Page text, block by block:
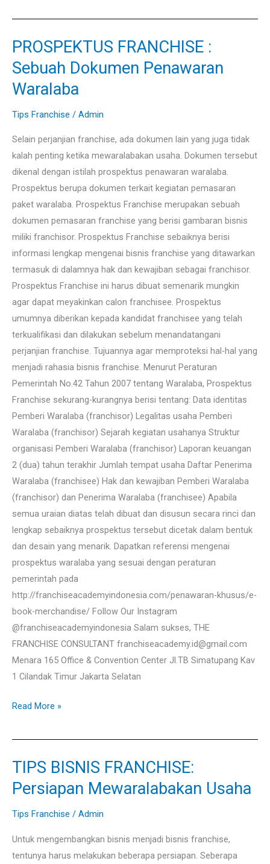
PROSPEKTUS FRANCHISE :
Sebuah Dokumen Penawaran
Waralaba
Tips Franchise / Admin
Selain perjanjian franchise, ada dokumen lain yang juga tidak
kalah penting ketika mewaralabakan usaha. Dokumen tersebut
dikenal dengan istilah prospektus penawaran waralaba.
Prospektus berupa dokumen terkait kegiatan pemasaran
paket waralaba. Prospektus Franchise merupakan sebuah
dokumen pemasaran franchise yang berisi gambaran bisnis
miliki franchisor. Prospektus Franchise sebaiknya berisi
informasi lengkap mengenai bisnis franchise yang ditawarkan
termasuk di dalamnya hak dan kewajiban sebagai franchisor.
Prospektus Franchise ini harus dibuat semenarik mungkin
agar dapat meyakinkan calon franchisee. Prospektus
umumnya diberikan kepada kandidat franchisee yang telah
terkualifikasi dan dilakukan sebelum menandatangani
perjanjian franchise. Tujuannya agar memproteksi hal-hal yang
menjadi rahasia bisnis franchise. Menurut Peraturan
Pemerintah No.42 Tahun 2007 tentang Waralaba, Prospektus
Franchise sekurang-kurangnya berisi tentang: Data identitas
Pemberi Waralaba (franchisor) Legalitas usaha Pemberi
Waralaba (franchisor) Sejarah kegiatan usahanya Struktur
organisasi Pemberi Waralaba (franchisor) Laporan keuangan
2 (dua) tahun terakhir Jumlah tempat usaha Daftar Penerima
Waralaba (franchisee) Hak dan kewajiban Pemberi Waralaba
(franchisor) dan Penerima Waralaba (franchisee) Apabila
semua uraian diatas telah dibuat dan disusun secara rinci dan
lengkap sebaiknya prospektus tersebut dicetak dalam bentuk
dan desain yang menarik. Dapatkan referensi mengenai
prospektus waralaba yang sesuai dengan peraturan
pemerintah pada
http://franchiseacademyindonesia.com/penawaran-khusus/e-
book-merchandise/ Follow Our Instagram
@franchiseacademyindonesia Salam sukses, THE
FRANCHISE CONSULTANT franchiseacademy.id@gmail.com
Menara 165 Office & Convention Center Jl.TB Simatupang Kav
1 Cilandak Timur Jakarta Selatan
PROSPEKTUS
FRANCHISE
Sebuah
Dokumen
Waralaba
Read More »
TIPS BISNIS FRANCHISE:
Persiapan Mewaralabakan Usaha
Tips Franchise / Admin
Untuk mengembangkan bisnis menjadi bisnis franchise,
tentunya harus melakukan beberapa persiapan. Seberapa
TIPS
BISNIS
FRANCHISE:
Persiapan